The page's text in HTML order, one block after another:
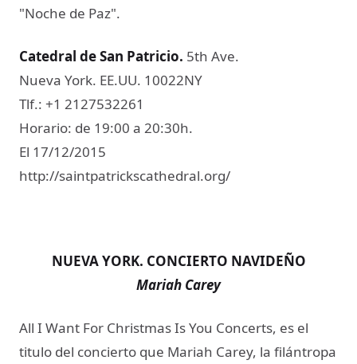
"Noche de Paz".
Catedral de San Patricio​. 5th Ave.
Nueva York. EE.UU. 10022NY
Tlf.: +1 2127532261
Horario: de 19:00 a 20:30h.
El 17/12/2015
http://saintpatrickscathedral.org/
NUEVA YORK. CONCIERTO NAVIDEÑO
Mariah Carey
All I Want For Christmas Is You Concerts, es el
titulo del concierto que Mariah Carey, la filántropa